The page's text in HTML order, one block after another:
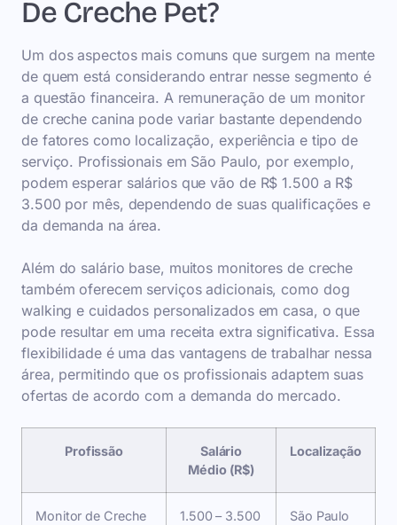
De Creche Pet?
Um dos aspectos mais comuns que surgem na mente
de quem está considerando entrar nesse segmento é
a questão financeira. A remuneração de um monitor
de creche canina pode variar bastante dependendo
de fatores como localização, experiência e tipo de
serviço. Profissionais em São Paulo, por exemplo,
podem esperar salários que vão de R$ 1.500 a R$
3.500 por mês, dependendo de suas qualificações e
da demanda na área.
Além do salário base, muitos monitores de creche
também oferecem serviços adicionais, como dog
walking e cuidados personalizados em casa, o que
pode resultar em uma receita extra significativa. Essa
flexibilidade é uma das vantagens de trabalhar nessa
área, permitindo que os profissionais adaptem suas
ofertas de acordo com a demanda do mercado.
Profissão
Salário
Médio (R$)
Localização
Monitor de Creche
1.500 – 3.500 São Paulo